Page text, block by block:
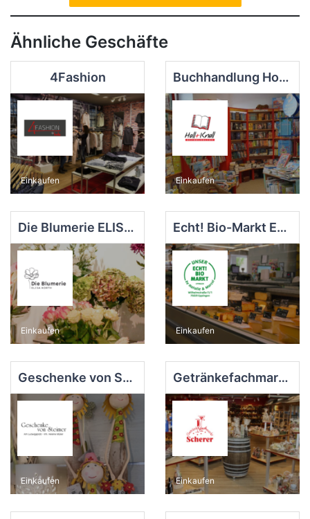
Ähnliche Geschäfte
4Fashion
Einkaufen
Buchhandlung Holl & Knoll
Einkaufen
Die Blumerie ELISA KORTH
Einkaufen
Echt! Bio-Markt Eppingen
Einkaufen
Geschenke von Steimer
Einkaufen
Getränkefachmarkt Scherer
Einkaufen